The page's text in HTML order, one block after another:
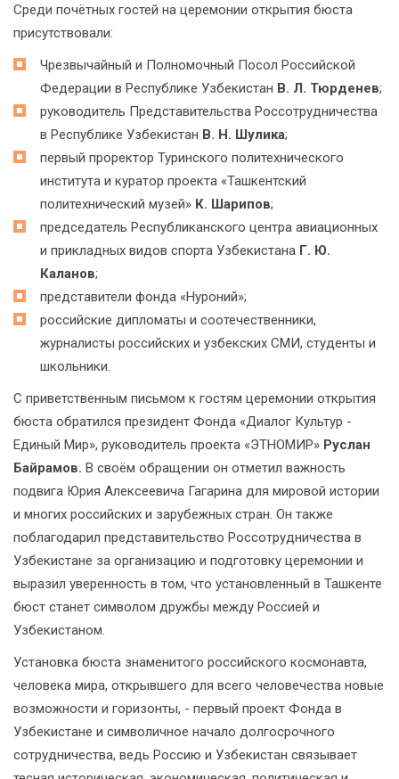
Среди почётных гостей на церемонии открытия бюста
присутствовали:
Чрезвычайный и Полномочный Посол Российской
Федерации в Республике Узбекистан В. Л. Тюрденев;
руководитель Представительства Россотрудничества
в Республике Узбекистан В. Н. Шулика;
первый проректор Туринского политехнического
института и куратор проекта «Ташкентский
политехнический музей» К. Шарипов;
председатель Республиканского центра авиационных
и прикладных видов спорта Узбекистана Г. Ю.
Каланов;
представители фонда «Нуроний»;
российские дипломаты и соотечественники,
журналисты российских и узбекских СМИ, студенты и
школьники.
С приветственным письмом к гостям церемонии открытия
бюста обратился президент Фонда «Диалог Культур -
Единый Мир», руководитель проекта «ЭТНОМИР» Руслан
Байрамов. В своём обращении он отметил важность
подвига Юрия Алексеевича Гагарина для мировой истории
и многих российских и зарубежных стран. Он также
поблагодарил представительство Россотрудничества в
Узбекистане за организацию и подготовку церемонии и
выразил уверенность в том, что установленный в Ташкенте
бюст станет символом дружбы между Россией и
Узбекистаном.
Установка бюста знаменитого российского космонавта,
человека мира, открывшего для всего человечества новые
возможности и горизонты, - первый проект Фонда в
Узбекистане и символичное начало долгосрочного
сотрудничества, ведь Россию и Узбекистан связывает